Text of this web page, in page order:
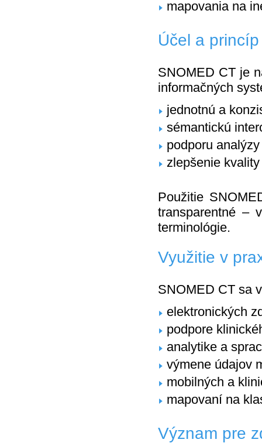
mapovania na
Účel a
SNOMED CT je
informačných
jednotnú a
sémantickú
podporu
zlepšenie
Použitie
transparentné –
terminológie.
Využitie v
SNOMED CT sa
elektronických
podpore
analytike a
výmene údajov
mobilných a
mapovaní na
Význam pre